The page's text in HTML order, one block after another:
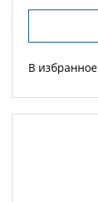
В избранное